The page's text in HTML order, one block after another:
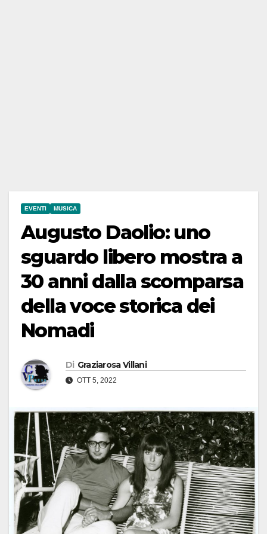
EVENTI MUSICA
Augusto Daolio: uno
sguardo libero mostra a
30 anni dalla scomparsa
della voce storica dei
Nomadi
Di Graziarosa Villani
OTT 5, 2022